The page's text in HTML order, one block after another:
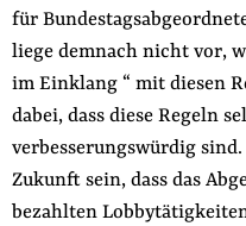
für
liege demnach nicht vor,
im Einklang “ mit diesen
dabei, dass diese Regeln
verbesserungswürdig
Zukunft sein, dass das
bezahlten